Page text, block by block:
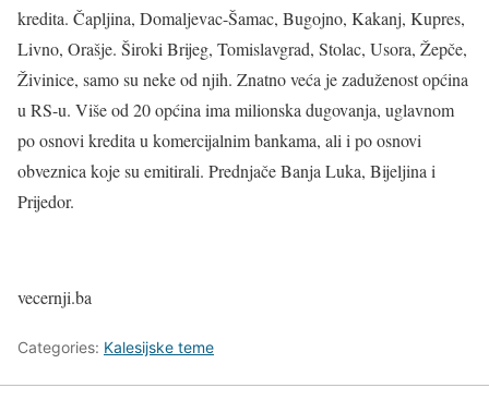
kredita. Čapljina, Domaljevac-Šamac, Bugojno, Kakanj, Kupres,
Livno, Orašje. Široki Brijeg, Tomislavgrad, Stolac, Usora, Žepče,
Živinice, samo su neke od njih. Znatno veća je zaduženost općina
u RS-u. Više od 20 općina ima milionska dugovanja, uglavnom
po osnovi kredita u komercijalnim bankama, ali i po osnovi
obveznica koje su emitirali. Prednjače Banja Luka, Bijeljina i
Prijedor.
vecernji.ba
Categories: Kalesijske teme